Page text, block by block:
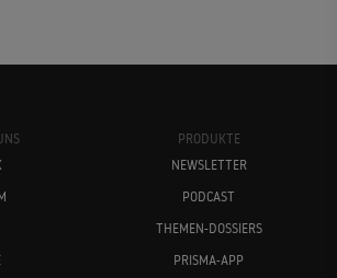
PRODUKTE
NEWSLETTER
PODCAST
THEMEN-DOSSIERS
PRISMA-APP